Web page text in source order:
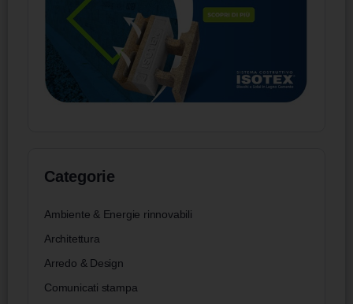
Categorie
Ambiente & Energie rinnovabili
Architettura
Arredo & Design
Comunicati stampa